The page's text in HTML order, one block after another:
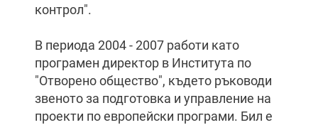
контрол".
В периода 2004 - 2007 работи като
програмен директор в Института по
"Отворено общество", където ръководи
звеното за подготовка и управление на
проекти по европейски програми. Бил е